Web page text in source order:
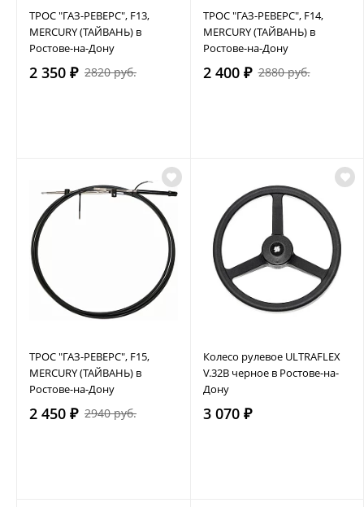
ТРОС "ГАЗ-РЕВЕРС", F13,
MERCURY (ТАЙВАНЬ) в
Ростове-на-Дону
2 350 ₽ 2820 руб.
ТРОС "ГАЗ-РЕВЕРС", F14,
MERCURY (ТАЙВАНЬ) в
Ростове-на-Дону
2 400 ₽ 2880 руб.
ТРОС "ГАЗ-РЕВЕРС", F15,
MERCURY (ТАЙВАНЬ) в
Ростове-на-Дону
2 450 ₽ 2940 руб.
Колесо рулевое ULTRAFLEX
V.32B черное в Ростове-на-
Дону
3 070 ₽